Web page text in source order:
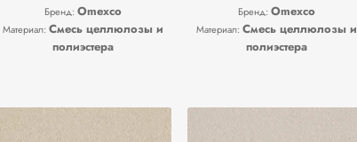
Бренд: Omexco
Материал: Смесь целлюлозы и
полиэстера
Бренд: Omexco
Материал: Смесь целлюлозы и
полиэстера